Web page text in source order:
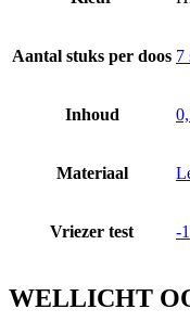
Aantal stuks per doos 7
Inhoud
Materiaal
Vriezer test -
WELLICHT